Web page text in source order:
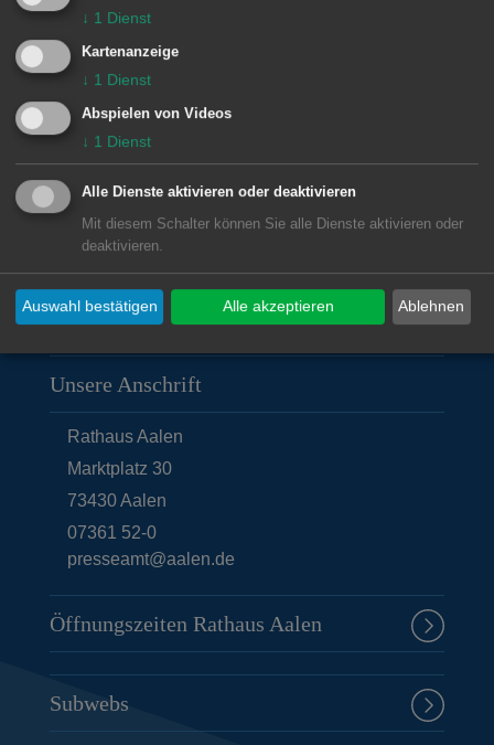
INFO:
Einlass ab 10.30 Uhr
Der Eintritt ist frei.
Unsere Anschrift
Rathaus Aalen
Marktplatz 30
73430Aalen
07361 52-0
presseamt@aalen.de
Öffnungszeiten Rathaus Aalen
Subwebs
↓ 1 Dienst
Kartenanzeige
↓ 1 Dienst
Abspielen von Videos
↓ 1 Dienst
Alle Dienste aktivieren oder deaktivieren
Mit diesem Schalter können Sie alle Dienste aktivieren oder
deaktivieren.
Ablehnen
Auswahl bestätigen Alle akzeptieren